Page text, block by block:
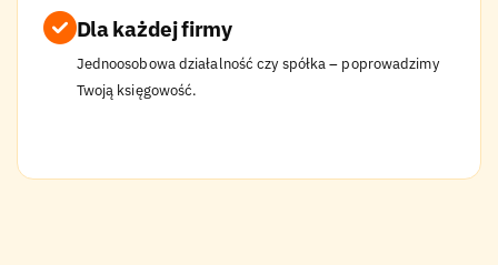
Dla każdej firmy
Jednoosobowa działalność czy spółka – poprowadzimy
Twoją księgowość.